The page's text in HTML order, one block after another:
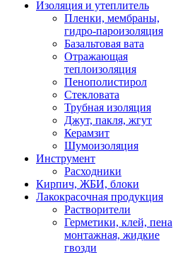
Изоляция и утеплитель
Пленки, мембраны,
гидро-пароизоляция
Базальтовая вата
Отражающая
теплоизоляция
Пенополистирол
Стекловата
Трубная изоляция
Джут, пакля, жгут
Керамзит
Шумоизоляция
Инструмент
Расходники
Кирпич, ЖБИ, блоки
Лакокрасочная продукция
Растворители
Герметики, клей, пена
монтажная, жидкие
гвозди